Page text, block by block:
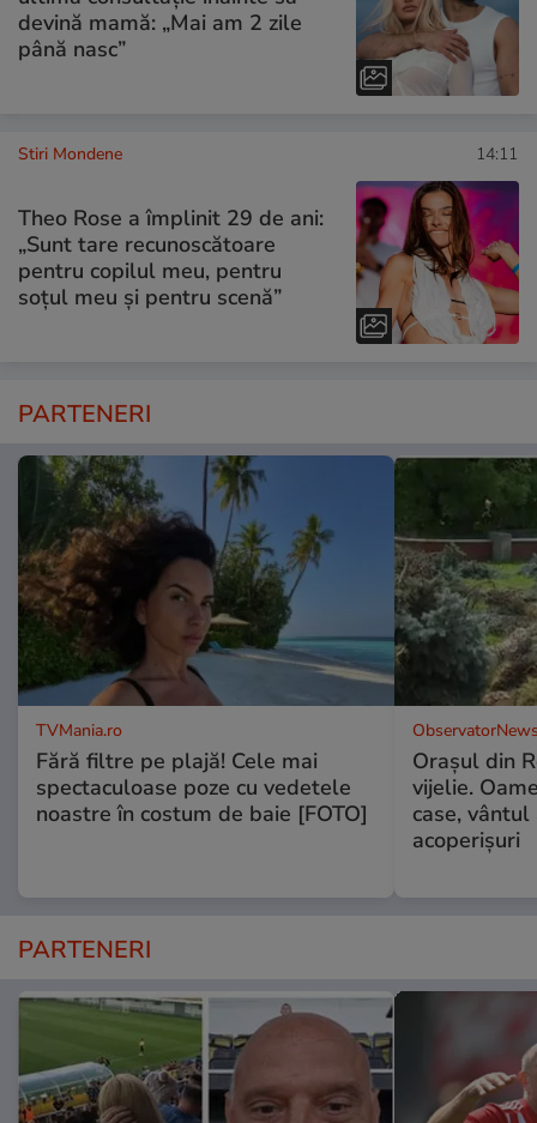
devină mamă: „Mai am 2 zile
până nasc”
Stiri Mondene 14:11
Theo Rose a împlinit 29 de ani:
„Sunt tare recunoscătoare
pentru copilul meu, pentru
soțul meu și pentru scenă”
PARTENERI
TVMania.ro
Fără filtre pe plajă! Cele mai
spectaculoase poze cu vedetele
noastre în costum de baie [FOTO]
Oraşul din
vijelie.
case,
acoperişuri
PARTENERI